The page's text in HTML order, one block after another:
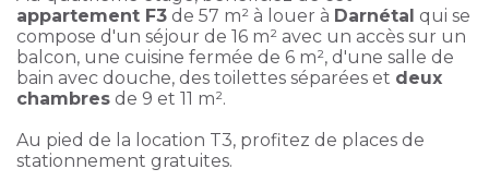
appartement F3 de 57 m² à louer à Darnétal qui se
compose d'un séjour de 16 m² avec un accès sur un
balcon, une cuisine fermée de 6 m², d'une salle de
bain avec douche, des toilettes séparées et deux
chambres de 9 et 11 m².
Au pied de la location T3, profitez de places de
stationnement gratuites.